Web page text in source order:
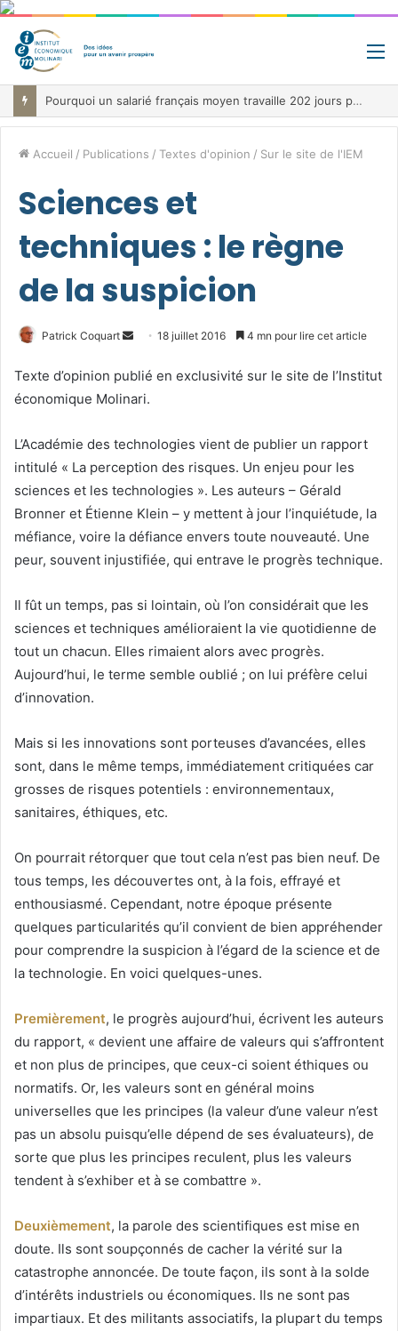
Pourquoi un salarié français moyen travaille 202 jours par an pour financer impôts et cotisations, un record dans toute l’Union européenne
Accueil / Publications / Textes d'opinion / Sur le site de l'IEM
Sciences et
techniques : le règne
de la suspicion
Patrick Coquart
Envoyer
courriel
18 juillet 2016 4 mn pour lire cet article
Texte d’opinion publié en exclusivité sur le site de l’Institut
économique Molinari.
L’Académie des technologies vient de publier un rapport
intitulé « La perception des risques. Un enjeu pour les
sciences et les technologies ». Les auteurs – Gérald
Bronner et Étienne Klein – y mettent à jour l’inquiétude, la
méfiance, voire la défiance envers toute nouveauté. Une
peur, souvent injustifiée, qui entrave le progrès technique.
Il fût un temps, pas si lointain, où l’on considérait que les
sciences et techniques amélioraient la vie quotidienne de
tout un chacun. Elles rimaient alors avec progrès.
Aujourd’hui, le terme semble oublié ; on lui préfère celui
d’innovation.
Mais si les innovations sont porteuses d’avancées, elles
sont, dans le même temps, immédiatement critiquées car
grosses de risques potentiels : environnementaux,
sanitaires, éthiques, etc.
On pourrait rétorquer que tout cela n’est pas bien neuf. De
tous temps, les découvertes ont, à la fois, effrayé et
enthousiasmé. Cependant, notre époque présente
quelques particularités qu’il convient de bien appréhender
pour comprendre la suspicion à l’égard de la science et de
la technologie. En voici quelques-unes.
Premièrement, le progrès aujourd’hui, écrivent les auteurs
du rapport, « devient une affaire de valeurs qui s’affrontent
et non plus de principes, que ceux-ci soient éthiques ou
normatifs. Or, les valeurs sont en général moins
universelles que les principes (la valeur d’une valeur n’est
pas un absolu puisqu’elle dépend de ses évaluateurs), de
sorte que plus les principes reculent, plus les valeurs
tendent à s’exhiber et à se combattre ».
Deuxièmement, la parole des scientifiques est mise en
doute. Ils sont soupçonnés de cacher la vérité sur la
catastrophe annoncée. De toute façon, ils sont à la solde
d’intérêts industriels ou économiques. Ils ne sont pas
impartiaux. Et des militants associatifs, la plupart du temps